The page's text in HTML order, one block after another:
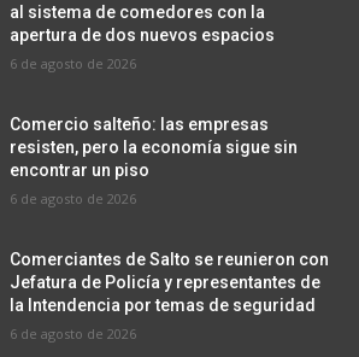
al sistema de comedores con la
apertura de dos nuevos espacios
6 de agosto de 2026
Comercio salteño: las empresas
resisten, pero la economía sigue sin
encontrar un piso
6 de agosto de 2026
Comerciantes de Salto se reunieron con
Jefatura de Policía y representantes de
la Intendencia por temas de seguridad
6 de agosto de 2026